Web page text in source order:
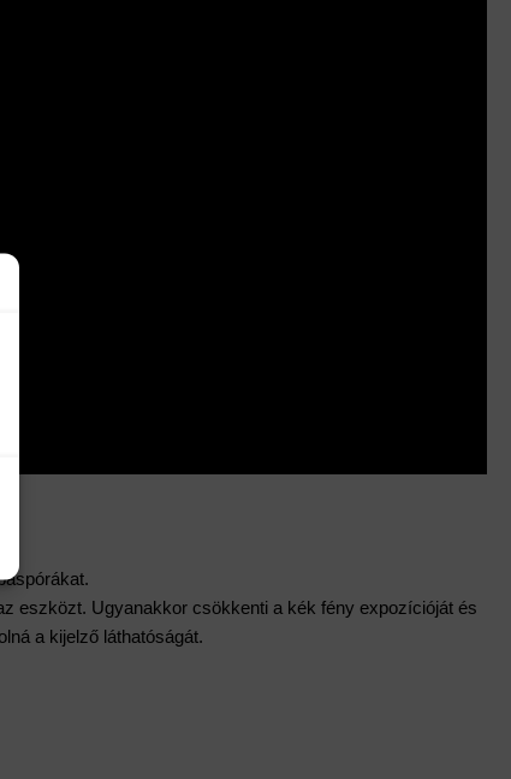
eszközt. Ugyanakkor csökkenti a kék fény expozícióját és
a kijelző láthatóságát.